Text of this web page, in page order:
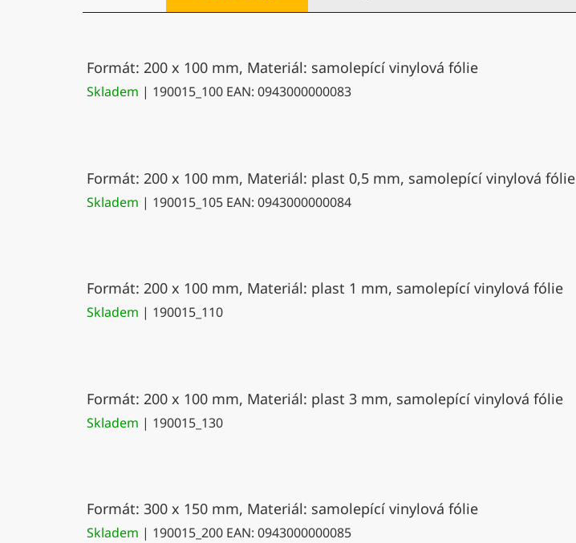
Formát: 200 x 100 mm, Materiál: samolepící vinylová fólie
Skladem | 190015_100 EAN: 0943000000083
Formát: 200 x 100 mm, Materiál: plast 0,5 mm, samolepící vinylová fólie
Skladem | 190015_105 EAN: 0943000000084
Formát: 200 x 100 mm, Materiál: plast 1 mm, samolepící vinylová fólie
Skladem | 190015_110
Formát: 200 x 100 mm, Materiál: plast 3 mm, samolepící vinylová fólie
Skladem | 190015_130
Formát: 300 x 150 mm, Materiál: samolepící vinylová fólie
Skladem | 190015_200 EAN: 0943000000085